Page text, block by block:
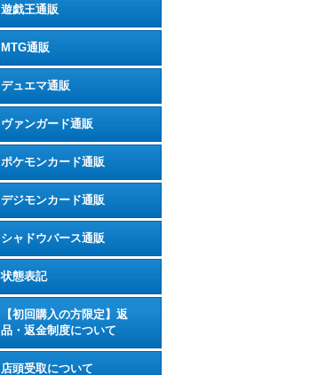
遊戯王通販
MTG通販
デュエマ通販
ヴァンガード通販
ポケモンカード通販
デジモンカード通販
シャドウバース通販
状態表記
【初回購入の方限定】返
品・返金制度について
店頭受取について